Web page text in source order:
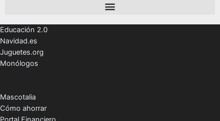
Educación 2.0
Navidad.es
Juguetes.org
Monólogos
Mascotalia
Cómo ahorrar